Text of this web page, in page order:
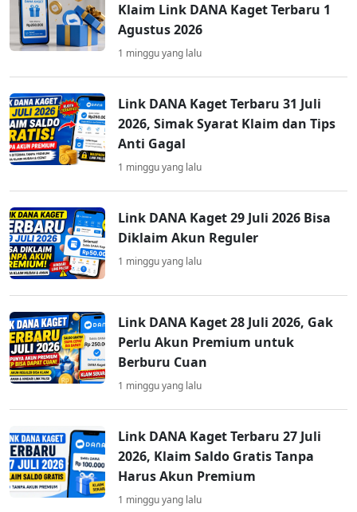
Klaim Link DANA Kaget Terbaru 1
Agustus 2026
1 minggu yang lalu
Link DANA Kaget Terbaru 31 Juli
2026, Simak Syarat Klaim dan Tips
Anti Gagal
1 minggu yang lalu
Link DANA Kaget 29 Juli 2026 Bisa
Diklaim Akun Reguler
1 minggu yang lalu
Link DANA Kaget 28 Juli 2026, Gak
Perlu Akun Premium untuk
Berburu Cuan
1 minggu yang lalu
Link DANA Kaget Terbaru 27 Juli
2026, Klaim Saldo Gratis Tanpa
Harus Akun Premium
1 minggu yang lalu